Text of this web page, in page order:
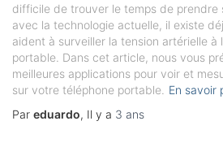
difficile de trouver le temps de prendre
avec la technologie actuelle, il existe
aident à surveiller la tension artérielle à
portable. Dans cet article, nous vous
meilleures applications pour voir et
sur votre téléphone portable. En savoir
Par eduardo, Il y a 3 ans